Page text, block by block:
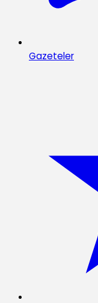
Gazeteler